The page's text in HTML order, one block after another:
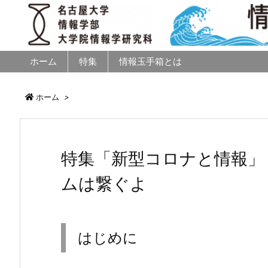
ホーム 特集 情報玉手箱とは
ホーム >
特集「新型コロナと情報
ムは繋ぐよ
はじめに